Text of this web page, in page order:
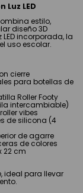
LED
estilo,
diseño 3D
incorporada, la
uso escolar.
cierre
para botellas de
Roller Footy
intercambiable)
vibes
de silicona (4
de agarre
de colores
22 cm
ideal para llevar